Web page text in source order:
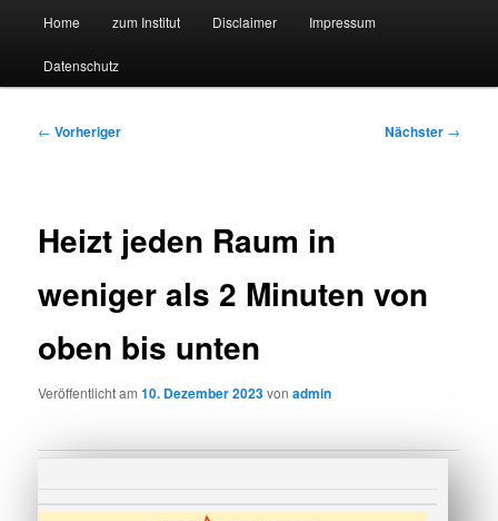
Suchmaschine Forschung und
Technologie
Zum
primären
Zum
sekundären
Home zum Institut Disclaimer Impressum
Datenschutz
Beitragsnavigation
← Vorheriger Nächster →
Heizt jeden Raum in
weniger als 2 Minuten von
oben bis unten
Veröffentlicht am10. Dezember 2023vonadmin